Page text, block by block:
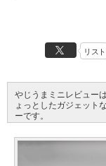
リスト
やじうまミニレビュー
ょっとしたガジェット
ーです。